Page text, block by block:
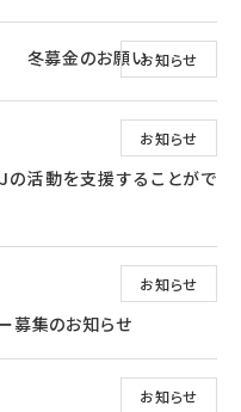
お知らせ
冬募金のお願い
お知らせ
の活動を支援することがで
お知らせ
募集のお知らせ
お知らせ